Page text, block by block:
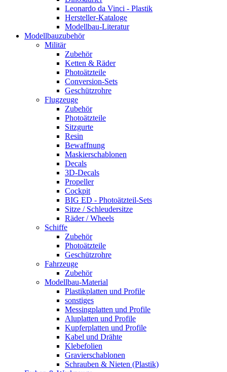
Leonardo da Vinci - Plastik
Hersteller-Kataloge
Modellbau-Literatur
Modellbauzubehör
Militär
Zubehör
Ketten & Räder
Photoätzteile
Conversion-Sets
Geschützrohre
Flugzeuge
Zubehör
Photoätzteile
Sitzgurte
Resin
Bewaffnung
Maskierschablonen
Decals
3D-Decals
Propeller
Cockpit
BIG ED - Photoätzteil-Sets
Sitze / Schleudersitze
Räder / Wheels
Schiffe
Zubehör
Photoätzteile
Geschützrohre
Fahrzeuge
Zubehör
Modellbau-Material
Plastikplatten und Profile
sonstiges
Messingplatten und Profile
Aluplatten und Profile
Kupferplatten und Profile
Kabel und Drähte
Klebefolien
Gravierschablonen
Schrauben & Nieten (Plastik)